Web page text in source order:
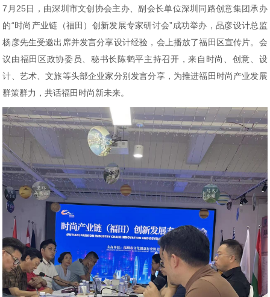
7月25日，由深圳市文创协会主办、副会长单位深圳同路创意集团承办
的“时尚产业链（福田）创新发展专家研讨会”成功举办，品彦设计总监
杨彦先生受邀出席并发言分享设计经验，会上播放了福田区宣传片。会
议由福田区政协委员、秘书长陈鹤平主持召开，来自时尚、创意、设
计、艺术、文旅等头部企业家分别发言分享，为推进福田时尚产业发展
群策群力，共话福田时尚新未来。